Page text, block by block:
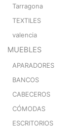
Tarragona
TEXTILES
valencia
MUEBLES
APARADORES
BANCOS
CABECEROS
CÓMODAS
ESCRITORIOS